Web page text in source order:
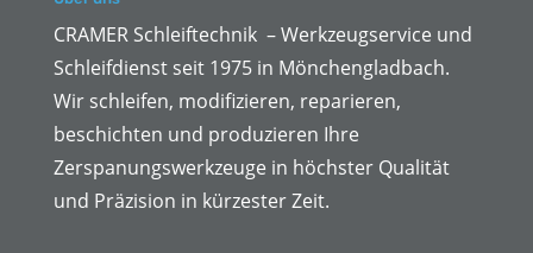
CRAMER Schleiftechnik – Werkzeugservice und
Schleifdienst seit 1975 in Mönchengladbach.
Wir schleifen, modifizieren, reparieren,
beschichten und produzieren Ihre
Zerspanungswerkzeuge in höchster Qualität
und Präzision in kürzester Zeit.